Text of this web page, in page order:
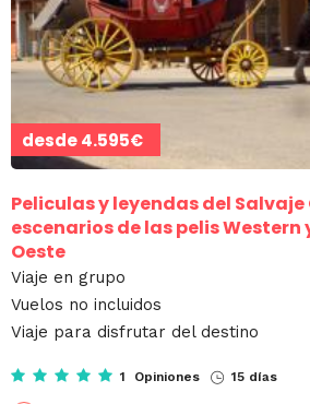
desde4.595€
Peliculas y leyendas del Salvaje
escenarios de las pelis
Oeste
Viaje en grupo
Vuelos no incluidos
Viaje para disfrutar del destino
1 Opiniones 15 días